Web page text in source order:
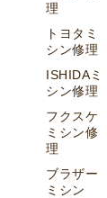
理
トヨタミ
シン修理
ISHIDAミ
シン修理
フクスケ
ミシン修
理
ブラザー
ミシン